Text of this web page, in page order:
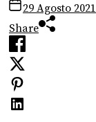
29 Agosto 2021
Share